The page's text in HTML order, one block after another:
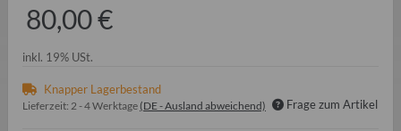
80,00 €
inkl. 19% USt.
Knapper Lagerbestand
Lieferzeit: 2 - 4 Werktage (DE - Ausland abweichend) Frage zum Artikel